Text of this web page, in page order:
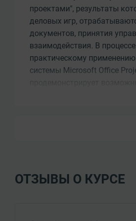
проектами", результаты
деловых игр,
документов, принятия
взаимодействия. В
практическому
системы Microsоft Office
Среднее
- современную
международными
- содержание основных
ОТЗЫВЫ О КУРСЕ